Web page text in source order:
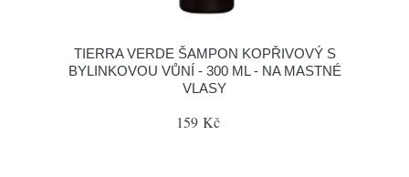
TIERRA VERDE ŠAMPON KOPŘIVOVÝ S
BYLINKOVOU VŮNÍ - 300 ML - NA MASTNÉ
VLASY
159 Kč